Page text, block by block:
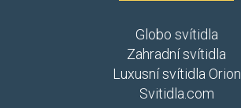
Globo svítidla
Zahradní svítidla
Luxusní svítidla Orion
Svitidla.com